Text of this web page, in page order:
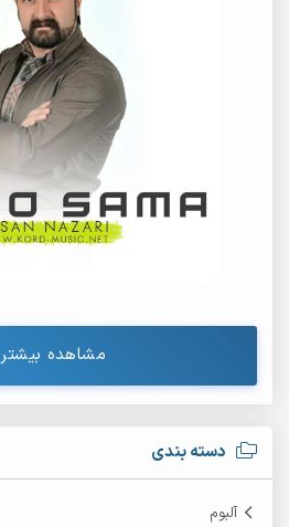
دسته بندی
آلبوم
مشاهده بیشتر